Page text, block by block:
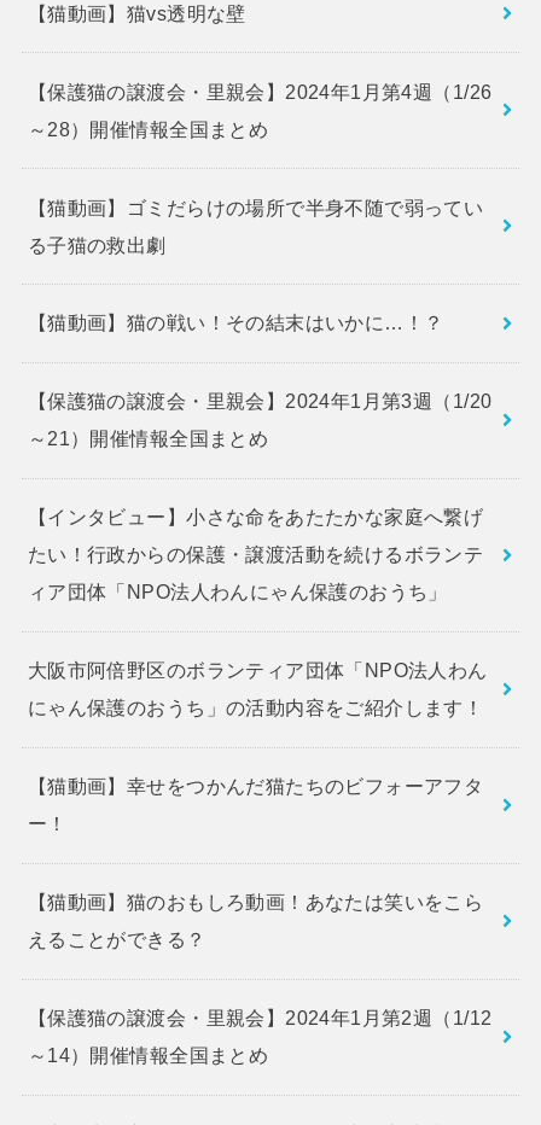
【猫動画】猫vs透明な壁
【保護猫の譲渡会・里親会】2024年1月第4週（1/26
～28）開催情報全国まとめ
【猫動画】ゴミだらけの場所で半身不随で弱ってい
る子猫の救出劇
【猫動画】猫の戦い！その結末はいかに…！？
【保護猫の譲渡会・里親会】2024年1月第3週（1/20
～21）開催情報全国まとめ
【インタビュー】小さな命をあたたかな家庭へ繋げ
たい！行政からの保護・譲渡活動を続けるボランテ
ィア団体「NPO法人わんにゃん保護のおうち」
大阪市阿倍野区のボランティア団体「NPO法人わん
にゃん保護のおうち」の活動内容をご紹介します！
【猫動画】幸せをつかんだ猫たちのビフォーアフタ
ー！
【猫動画】猫のおもしろ動画！あなたは笑いをこら
えることができる？
【保護猫の譲渡会・里親会】2024年1月第2週（1/12
～14）開催情報全国まとめ